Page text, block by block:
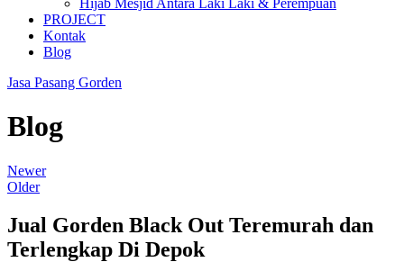
Hijab Mesjid Antara Laki Laki & Perempuan
PROJECT
Kontak
Blog
Jasa Pasang Gorden
Blog
Newer
Older
Jual Gorden Black Out Teremurah dan
Terlengkap Di Depok